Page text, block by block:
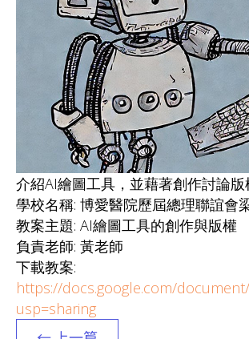
介紹AI繪圖工具，並藉著創作討論版
學校名稱: 博愛醫院歷屆總理聯誼會
教案主題: AI繪圖工具的創作與版權
負責老師: 黃老師
下載教案:
https://docs.google.com/document/
usp=sharing